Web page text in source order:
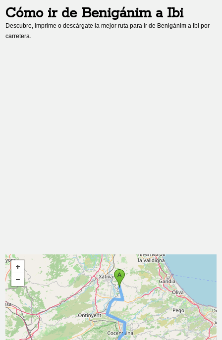
Cómo ir de Benigánima Ibi
Descubre, imprime o descárgate la mejor ruta para ir de Benigánim a Ibi por
carretera.